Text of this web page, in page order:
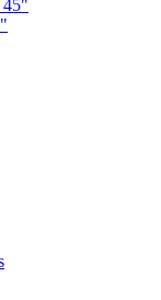
45"